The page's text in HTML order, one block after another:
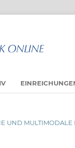
UND